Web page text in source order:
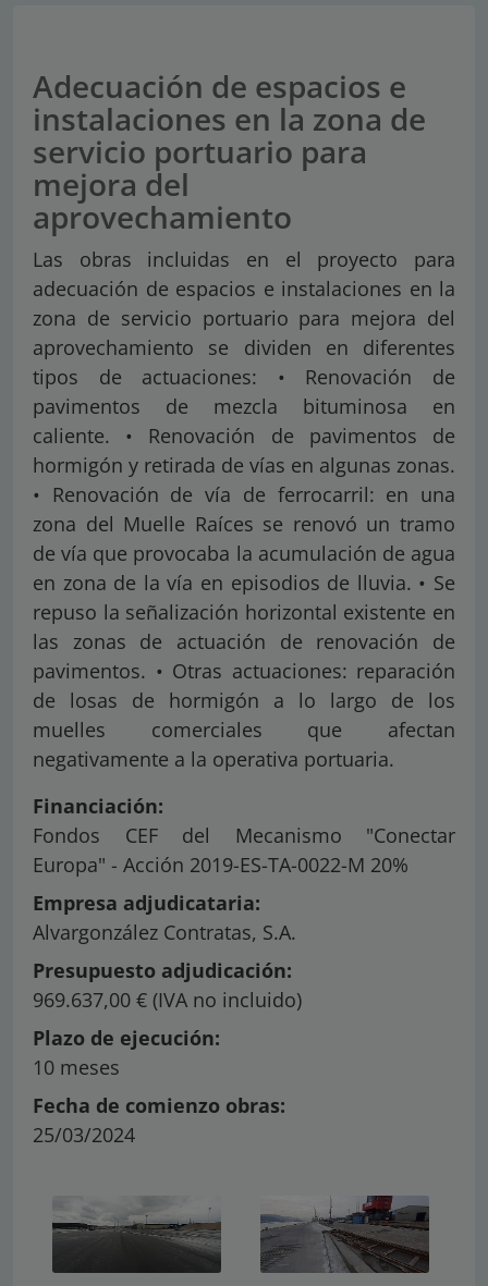
Adecuación de espacios e
instalaciones en la zona de
servicio portuario para
mejora del
aprovechamiento
Las obras incluidas en el proyecto para
adecuación de espacios e instalaciones en la
zona de servicio portuario para mejora del
aprovechamiento se dividen en diferentes
tipos de actuaciones: • Renovación de
pavimentos de mezcla bituminosa en
caliente. • Renovación de pavimentos de
hormigón y retirada de vías en algunas zonas.
• Renovación de vía de ferrocarril: en una
zona del Muelle Raíces se renovó un tramo
de vía que provocaba la acumulación de agua
en zona de la vía en episodios de lluvia. • Se
repuso la señalización horizontal existente en
las zonas de actuación de renovación de
pavimentos. • Otras actuaciones: reparación
de losas de hormigón a lo largo de los
muelles comerciales que afectan
negativamente a la operativa portuaria.
Financiación:
Fondos CEF del Mecanismo "Conectar
Europa" - Acción 2019-ES-TA-0022-M 20%
Empresa adjudicataria:
Alvargonzález Contratas, S.A.
Presupuesto adjudicación:
969.637,00 € (IVA no incluido)
Plazo de ejecución:
10 meses
Fecha de comienzo obras:
25/03/2024